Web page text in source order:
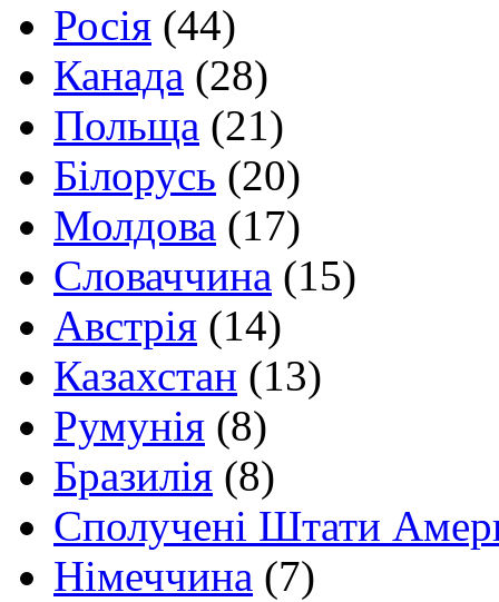
Росія (44)
Канада (28)
Польща (21)
Білорусь (20)
Молдова (17)
Словаччина (15)
Австрія (14)
Казахстан (13)
Румунія (8)
Бразилія (8)
Сполучені Штати
Німеччина (7)